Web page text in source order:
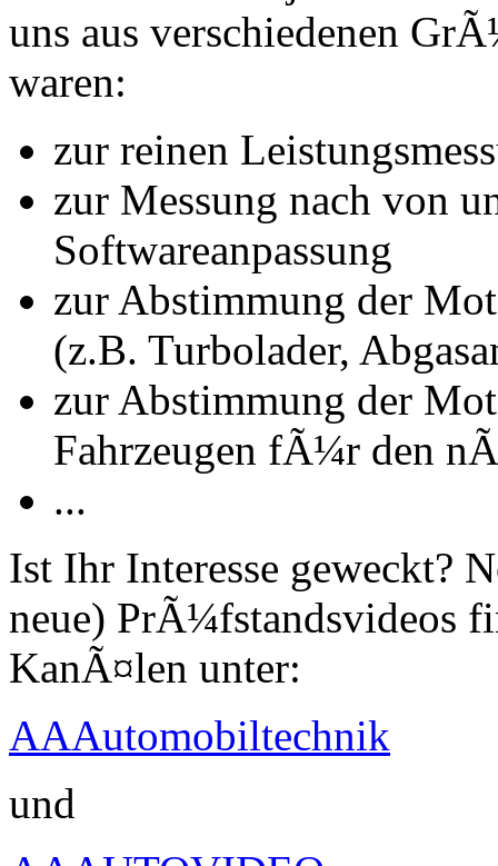
uns aus verschiedenen
waren:
zur reinen
zur Messung nach von
Softwareanpassung
zur Abstimmung der
(z.B. Turbolader,
zur Abstimmung der
Fahrzeugen fÃ¼r den
...
Ist Ihr Interesse geweckt?
neue) PrÃ¼fstandsvideos
KanÃ¤len unter:
AAAutomobiltechnik
und